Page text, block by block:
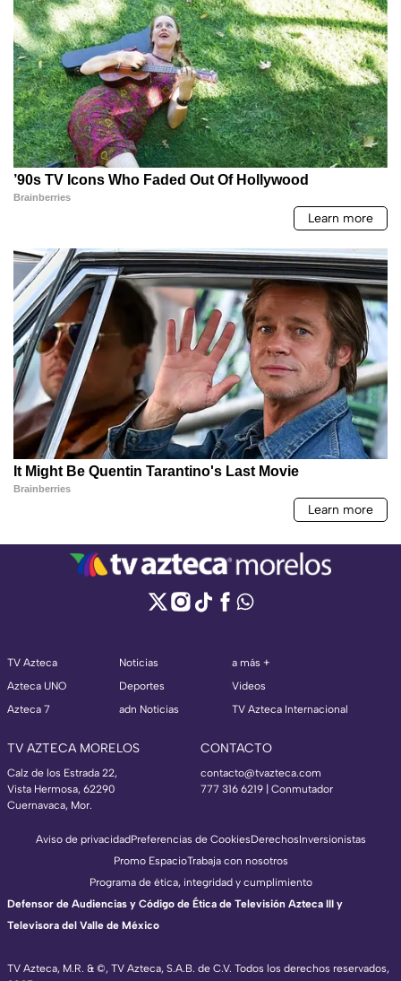
TV Azteca
Azteca UNO
Azteca 7
Noticias
Deportes
adn Noticias
a más +
Videos
TV Azteca Internacional
TV AZTECA MORELOS
Calz de los Estrada 22,
Vista Hermosa, 62290
Cuernavaca, Mor.
CONTACTO
contacto@tvazteca.com
777 316 6219 | Conmutador
TV Azteca, M.R. & ©, TV Azteca, S.A.B. de C.V. Todos los derechos reservados,
Aviso de privacidadPreferencias de CookiesDerechosInversionistas
Promo EspacioTrabaja con nosotros
Programa de ética, integridad y cumplimiento
Defensor de Audiencias y Código de Ética de Televisión Azteca III y
Televisora del Valle de México